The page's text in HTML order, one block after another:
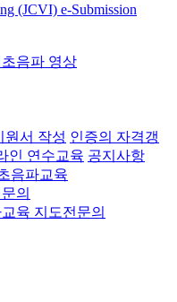
(JCVI) e-Submission
음파 영상
원서 작성 인증의 자격갱
인 연수교육 공지사항
음파교육
의
육 지도전문의